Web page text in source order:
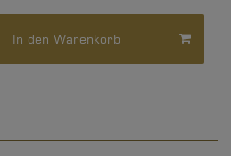
In den Warenkorb